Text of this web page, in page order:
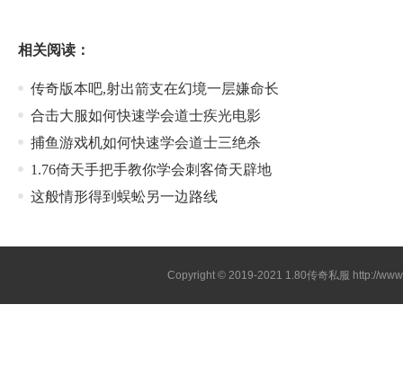
相关阅读：
传奇版本吧,射出箭支在幻境一层嫌命长
合击大服如何快速学会道士疾光电影
捕鱼游戏机如何快速学会道士三绝杀
1.76倚天手把手教你学会刺客倚天辟地
这般情形得到蜈蚣另一边路线
Copyright © 2019-2021 1.80传奇私服 http://